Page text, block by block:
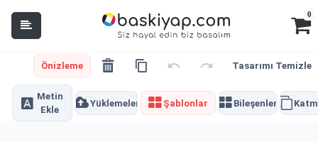
0
Önizleme Tasarımı Temizle
Metin
Ekle
Yüklemeler Şablonlar Bileşenler